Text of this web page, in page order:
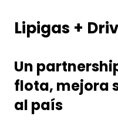
Lipigas +
Un
flota, mejora
al país